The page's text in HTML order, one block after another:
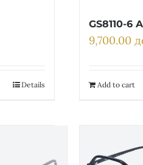
Details
GS8110-6
9,700.00
Add to cart